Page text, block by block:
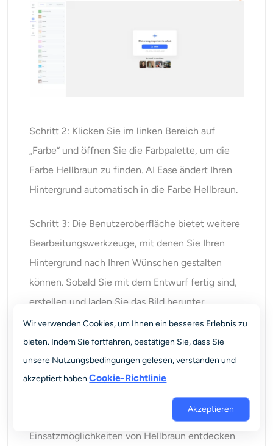
Schritt 2: Klicken Sie im linken Bereich auf
„Farbe“ und öffnen Sie die Farbpalette, um die
Farbe Hellbraun zu finden. AI Ease ändert Ihren
Hintergrund automatisch in die Farbe Hellbraun.
Schritt 3: Die Benutzeroberfläche bietet weitere
Bearbeitungswerkzeuge, mit denen Sie Ihren
Hintergrund nach Ihren Wünschen gestalten
können. Sobald Sie mit dem Entwurf fertig sind,
erstellen und laden Sie das Bild herunter.
Schlussfolgerung
Hellbraun ist ein Klassiker, der überall, wo er
verwendet wird, Tiefe, Wärme und Eleganz
verleiht. Hier können Sie die vielseitigen
Einsatzmöglichkeiten von Hellbraun entdecken
Wir verwenden Cookies, um Ihnen ein besseres Erlebnis zu
bieten. Indem Sie fortfahren, bestätigen Sie, dass Sie
unsere Nutzungsbedingungen gelesen, verstanden und
akzeptiert haben.Cookie-Richtlinie
Akzeptieren